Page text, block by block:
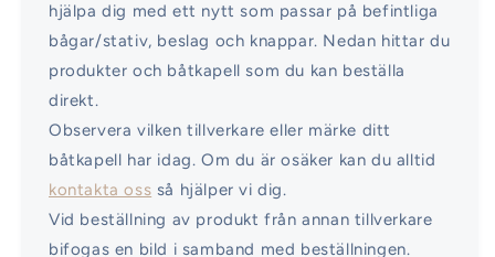
hjälpa dig med ett nytt som passar på befintliga
bågar/stativ, beslag och knappar. Nedan hittar du
produkter och båtkapell som du kan beställa
direkt.
Observera vilken tillverkare eller märke ditt
båtkapell har idag. Om du är osäker kan du alltid
kontakta oss så hjälper vi dig.
Vid beställning av produkt från annan tillverkare
bifogas en bild i samband med beställningen.